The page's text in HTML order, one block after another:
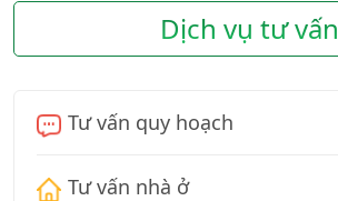
Dịch vụ tư vấn
Tư vấn quy hoạch
Tư vấn nhà ở